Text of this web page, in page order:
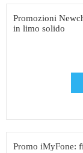
Promozioni
in limo solido
Promo iMyFone: